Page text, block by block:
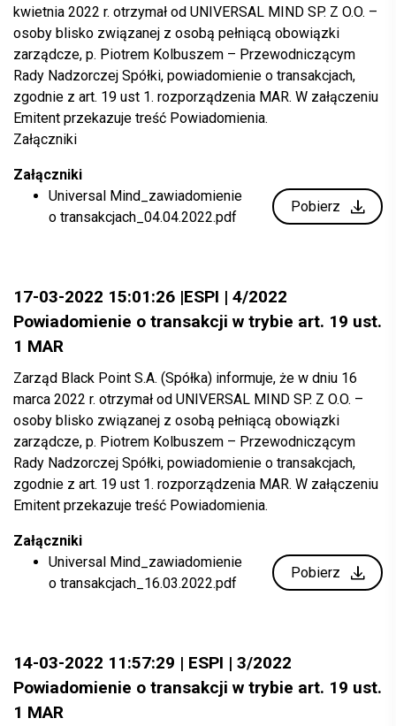
kwietnia 2022 r. otrzymał od UNIVERSAL MIND SP. Z O.O. –
osoby blisko związanej z osobą pełniącą obowiązki
zarządcze, p. Piotrem Kolbuszem – Przewodniczącym
Rady Nadzorczej Spółki, powiadomienie o transakcjach,
zgodnie z art. 19 ust 1. rozporządzenia MAR. W załączeniu
Emitent przekazuje treść Powiadomienia.
Załączniki
Załączniki
Universal Mind_zawiadomienie
o transakcjach_04.04.2022.pdf
Pobierz
17-03-2022 15:01:26 |ESPI | 4/2022
Powiadomienie o transakcji w trybie art. 19 ust.
1 MAR
Zarząd Black Point S.A. (Spółka) informuje, że w dniu 16
marca 2022 r. otrzymał od UNIVERSAL MIND SP. Z O.O. –
osoby blisko związanej z osobą pełniącą obowiązki
zarządcze, p. Piotrem Kolbuszem – Przewodniczącym
Rady Nadzorczej Spółki, powiadomienie o transakcjach,
zgodnie z art. 19 ust 1. rozporządzenia MAR. W załączeniu
Emitent przekazuje treść Powiadomienia.
Załączniki
Universal Mind_zawiadomienie
o transakcjach_16.03.2022.pdf
Pobierz
14-03-2022 11:57:29 | ESPI | 3/2022
Powiadomienie o transakcji w trybie art. 19 ust.
1 MAR